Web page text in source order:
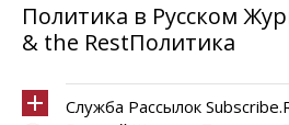
Политика в Русском
& the RestПолитика
Служба Рассылок